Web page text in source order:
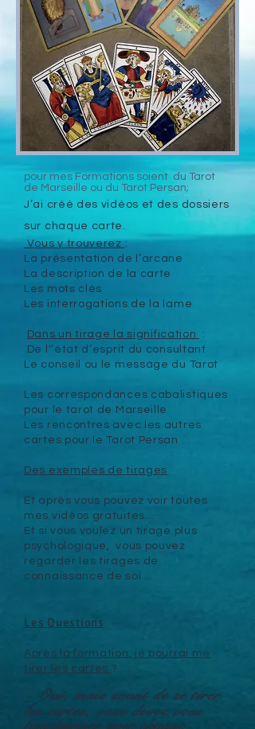
pour mes Formations soient du Tarot
de Marseille ou du Tarot Persan;
J’ai créé des vidéos et des dossiers
sur chaque carte.
Vous y trouverez:
La présentation de l’arcane
La description de la carte
Les mots clés
Les interrogations de la lame
Dans un tirage la signification
:
De l'’état d’esprit du consultant
Le conseil ou le message du Tarot
Les correspondances cabalistiques
pour le tarot de Marseille
Les rencontres avec les autres
cartes pour le Tarot Persan
Des exemples de tirages
Et après vous pouvez voir toutes
mes vidéos gratuites…
Et si vous voulez un tirage plus
psychologique, vous pouvez
regarder les tirages de
connaissance de soi …
Les Questions
Après la formation, je pourrai me
tirer les cartes ?
- Oui, mais avant de se tirer
les cartes, vous devez vous
familiariser avec chaque